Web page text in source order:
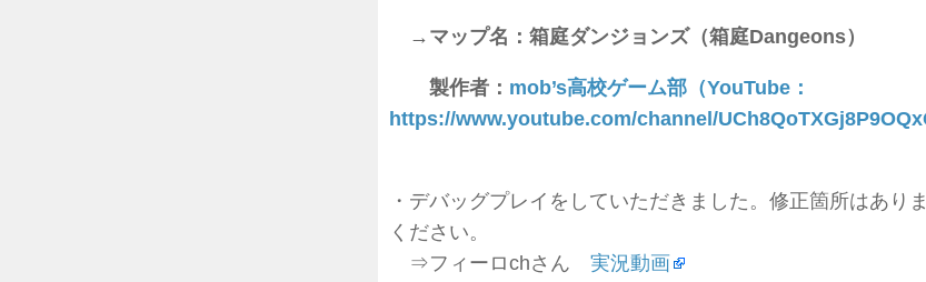
→マップ名：箱庭ダンジョンズ（箱庭Dangeons）
製作者： mob’s高校ゲーム部（YouTube：
https://www.youtube.com/channel/
・デバッグプレイをしていただきました。修正箇所はあり
ください。
⇒フィーロchさん 実況動画